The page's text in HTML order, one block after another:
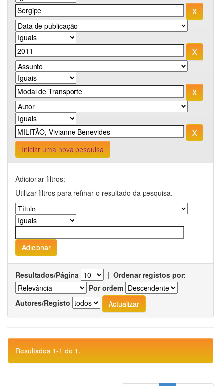
Iniciar uma nova pesquisa
Adicionar filtros:
Utilizar filtros para refinar o resultado da pesquisa.
Resultados/Página | Ordenar registos por:
Por ordem
Autores/Registo
Resultados 1-1 de 1.